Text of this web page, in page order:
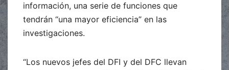
información, una serie de funciones que
tendrán “una mayor eficiencia” en las
investigaciones.
“Los nuevos jefes del DFI y del DFC llevan